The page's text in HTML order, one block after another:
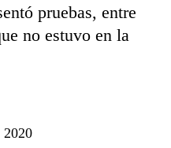
pruebas, entre
no estuvo en la
2020